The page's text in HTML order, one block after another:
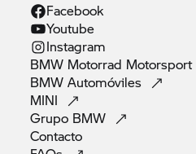
Facebook
Youtube
Instagram
BMW Motorrad Motorsport
BMWAutomóviles
MINI
Grupo BMW
Contacto